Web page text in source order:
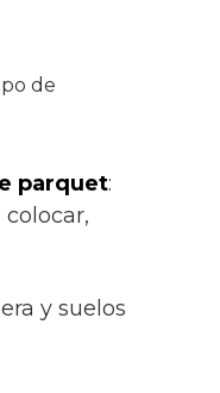
de
parquet:
y suelos